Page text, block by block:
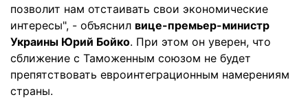
позволит нам отстаивать свои экономические
интересы", - объяснил вице-премьер-министр
Украины Юрий Бойко. При этом он уверен, что
сближение с Таможенным союзом не будет
препятствовать евроинтеграционным намерениям
страны.